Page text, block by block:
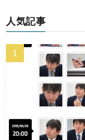
人気記事